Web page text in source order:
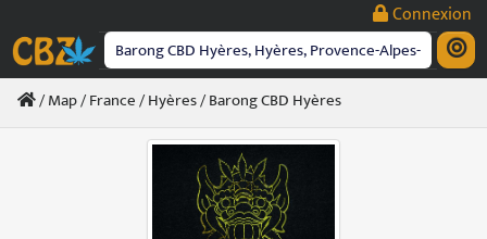
contenu
Connexion
/Map/France/Hyères/ Barong CBD Hyères